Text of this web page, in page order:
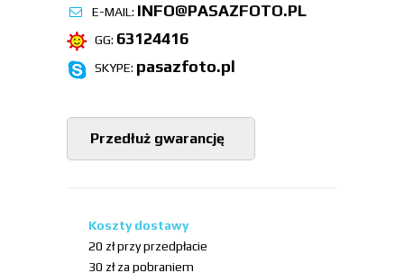
E-MAIL: INFO@PASAZFOTO.PL
GG: 63124416
SKYPE: pasazfoto.pl
Przedłuż gwarancję
Koszty dostawy
20 zł przy przedpłacie
30 zł za pobraniem